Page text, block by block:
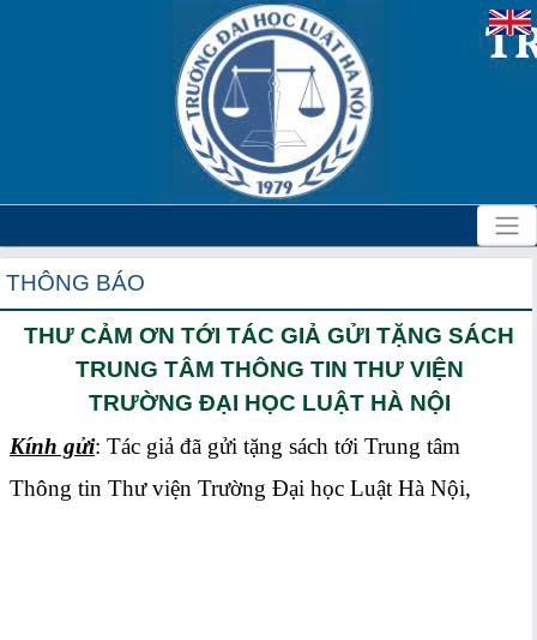
THÔNG BÁO
THƯ CẢM ƠN TỚI TÁC GIẢ GỬI TẶNG SÁCH
TRUNG TÂM THÔNG TIN THƯ VIỆN
TRƯỜNG ĐẠI HỌC LUẬT HÀ NỘI
Kính gửi: Tác giả đã gửi tặng sách tới Trung tâm
Thông tin Thư viện Trường Đại học Luật Hà Nội,